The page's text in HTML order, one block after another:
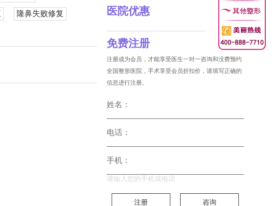
隆鼻失败修复 医院优惠
免费注册
注册成为会员，才能享受医生一对一咨询和没费预约
全国整形医院，手术享受会员折扣价，请填写正确的
信息进行注册。
姓名：
电话：
手机：
请输入您的手机或电话
注册 咨询